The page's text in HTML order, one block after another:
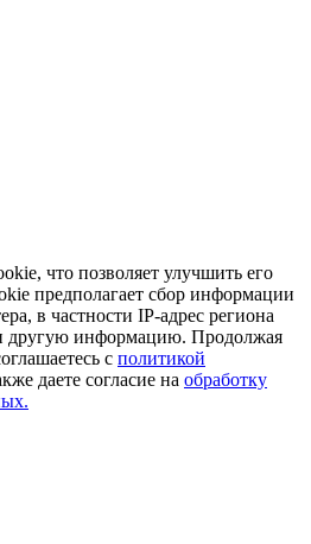
что позволяет улучшить его
предполагает сбор информации
в частности IP-адрес региона
другую информацию. Продолжая
с политикой
даете согласие на обработку